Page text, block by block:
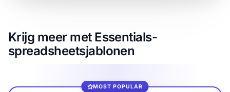
Krijg meer met Essentials-
spreadsheetsjablonen
MOST POPULAR